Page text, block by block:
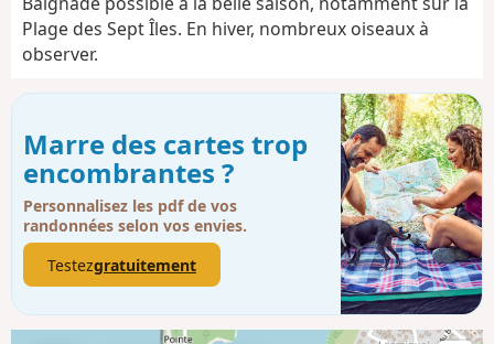
Plage des Sept Îles. En hiver, nombreux oiseaux à
observer.
Marre des cartes trop
encombrantes ?
Personnalisez les pdf de vos
randonnées selon vos envies.
Testezgratuitement